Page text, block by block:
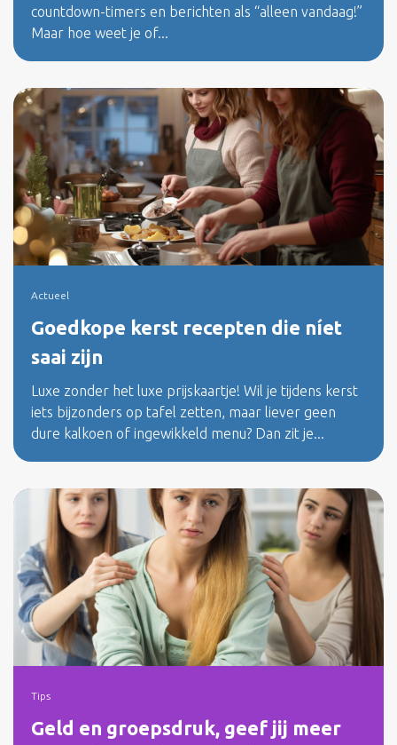
countdown-timers en berichten als “alleen vandaag!”
Maar hoe weet je of...
Actueel
Goedkope kerst recepten die níet
saai zijn
Luxe zonder het luxe prijskaartje! Wil je tijdens kerst
iets bijzonders op tafel zetten, maar liever geen
dure kalkoen of ingewikkeld menu? Dan zit je...
Tips
Geld en groepsdruk, geef jij meer